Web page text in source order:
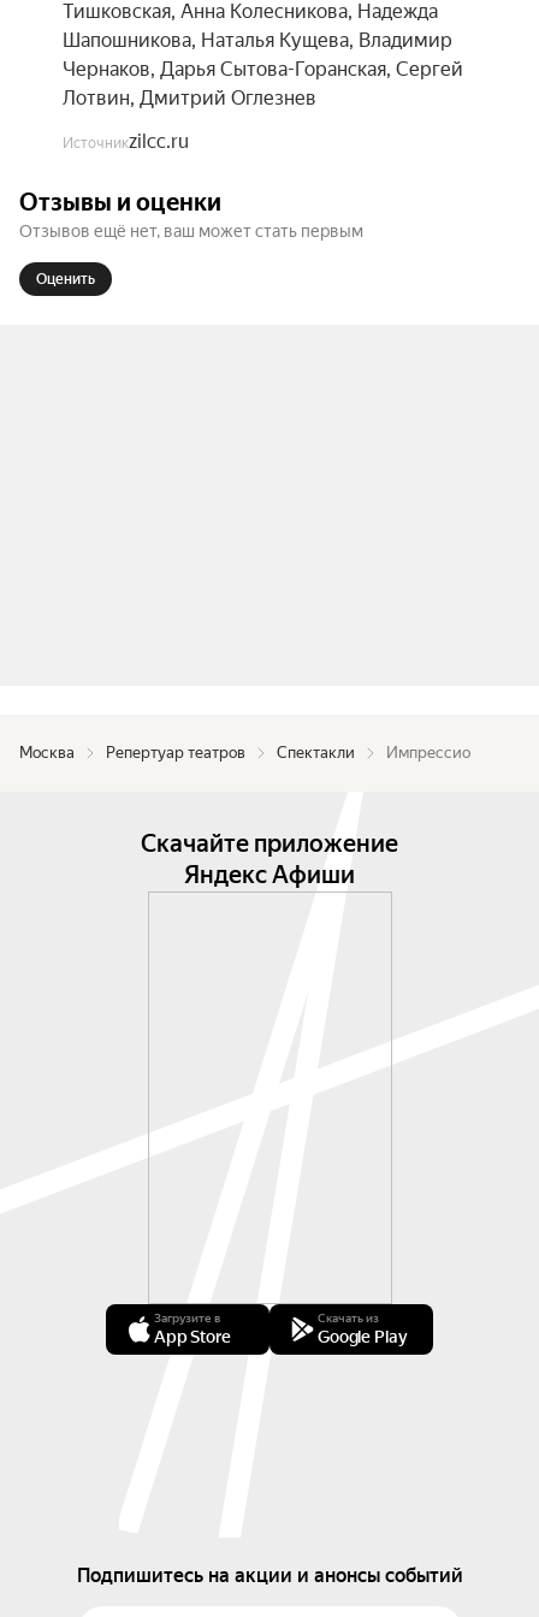
воплощённой эмоцией.
Тишковская, Анна Колесникова, Надежда
Шапошникова, Наталья Кущева, Владимир
Чернаков, Дарья Сытова-Горанская, Сергей
Лотвин, Дмитрий Оглезнев
Источникzilcc.ru
Отзывы и оценки
Отзывов ещё нет, ваш может стать первым
Оценить
Москва Репертуар театров Спектакли Импрессио
Скачайте приложение
Яндекс Афиши
Загрузите в
App Store
Скачать из
Google Play
Подпишитесь на акции и анонсы событий